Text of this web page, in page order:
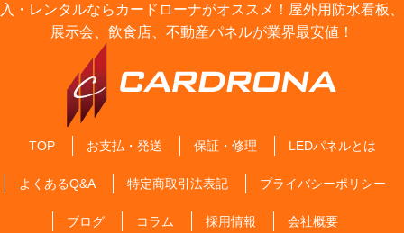
入・レンタルならカードローナがオススメ！屋外用防水看板、
展示会、飲食店、不動産パネルが業界最安値！
TOP お支払・発送 保証・修理 LEDパネルとは
よくあるQ&A 特定商取引法表記 プライバシーポリシー
ブログ コラム 採用情報 会社概要